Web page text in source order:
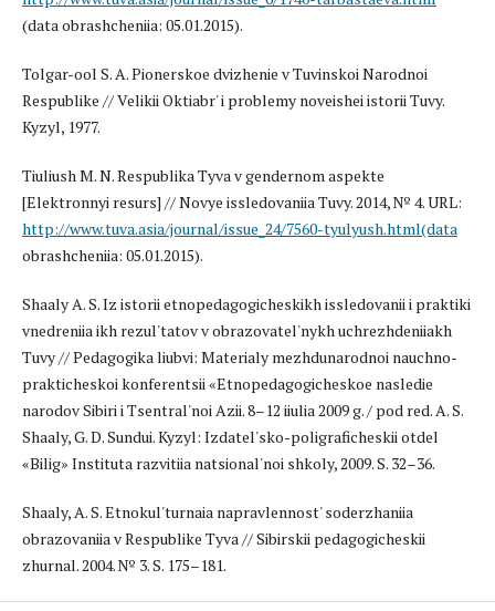
(data obrashcheniia: 05.01.2015).
Tolgar-ool S. A. Pionerskoe dvizhenie v Tuvinskoi Narodnoi
Respublike // Velikii Oktiabr' i problemy noveishei istorii Tuvy.
Kyzyl, 1977.
Tiuliush M. N. Respublika Tyva v gendernom aspekte
[Elektronnyi resurs] // Novye issledovaniia Tuvy. 2014, № 4. URL:
http://www.tuva.asia/journal/issue_24/7560-tyulyush.html(data
obrashcheniia: 05.01.2015).
Shaaly A. S. Iz istorii etnopedagogicheskikh issledovanii i praktiki
vnedreniia ikh rezul'tatov v obrazovatel'nykh uchrezhdeniiakh
Tuvy // Pedagogika liubvi: Materialy mezhdunarodnoi nauchno-
prakticheskoi konferentsii «Etnopedagogicheskoe nasledie
narodov Sibiri i Tsentral'noi Azii. 8–12 iiulia 2009 g. / pod red. A. S.
Shaaly, G. D. Sundui. Kyzyl: Izdatel'sko-poligraficheskii otdel
«Bilig» Instituta razvitiia natsional'noi shkoly, 2009. S. 32–36.
Shaaly, A. S. Etnokul'turnaia napravlennost' soderzhaniia
obrazovaniia v Respublike Tyva // Sibirskii pedagogicheskii
zhurnal. 2004. № 3. S. 175–181.